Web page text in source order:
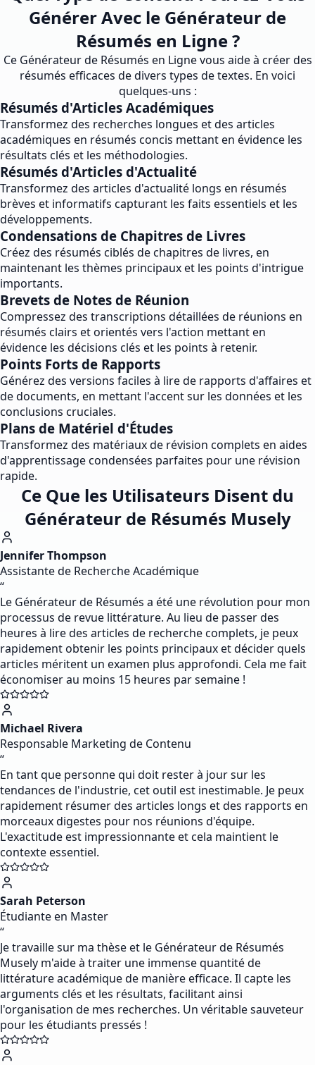
Générer Avec le Générateur de
Résumés en Ligne ?
Ce Générateur de Résumés en Ligne vous aide à créer des
résumés efficaces de divers types de textes. En voici
quelques-uns :
Résumés d'Articles Académiques
Transformez des recherches longues et des articles
académiques en résumés concis mettant en évidence les
résultats clés et les méthodologies.
Résumés d'Articles d'Actualité
Transformez des articles d'actualité longs en résumés
brèves et informatifs capturant les faits essentiels et les
développements.
Condensations de Chapitres de Livres
Créez des résumés ciblés de chapitres de livres, en
maintenant les thèmes principaux et les points d'intrigue
importants.
Brevets de Notes de Réunion
Compressez des transcriptions détaillées de réunions en
résumés clairs et orientés vers l'action mettant en
évidence les décisions clés et les points à retenir.
Points Forts de Rapports
Générez des versions faciles à lire de rapports d'affaires et
de documents, en mettant l'accent sur les données et les
conclusions cruciales.
Plans de Matériel d'Études
Transformez des matériaux de révision complets en aides
d'apprentissage condensées parfaites pour une révision
rapide.
Ce Que les Utilisateurs Disent du
Générateur de Résumés Musely
Jennifer Thompson
Assistante de Recherche Académique
“
Le Générateur de Résumés a été une révolution pour mon
processus de revue littérature. Au lieu de passer des
heures à lire des articles de recherche complets, je peux
rapidement obtenir les points principaux et décider quels
articles méritent un examen plus approfondi. Cela me fait
économiser au moins 15 heures par semaine !
Michael Rivera
Responsable Marketing de Contenu
“
En tant que personne qui doit rester à jour sur les
tendances de l'industrie, cet outil est inestimable. Je peux
rapidement résumer des articles longs et des rapports en
morceaux digestes pour nos réunions d'équipe.
L'exactitude est impressionnante et cela maintient le
contexte essentiel.
Sarah Peterson
Étudiante en Master
“
Je travaille sur ma thèse et le Générateur de Résumés
Musely m'aide à traiter une immense quantité de
littérature académique de manière efficace. Il capte les
arguments clés et les résultats, facilitant ainsi
l'organisation de mes recherches. Un véritable sauveteur
pour les étudiants pressés !